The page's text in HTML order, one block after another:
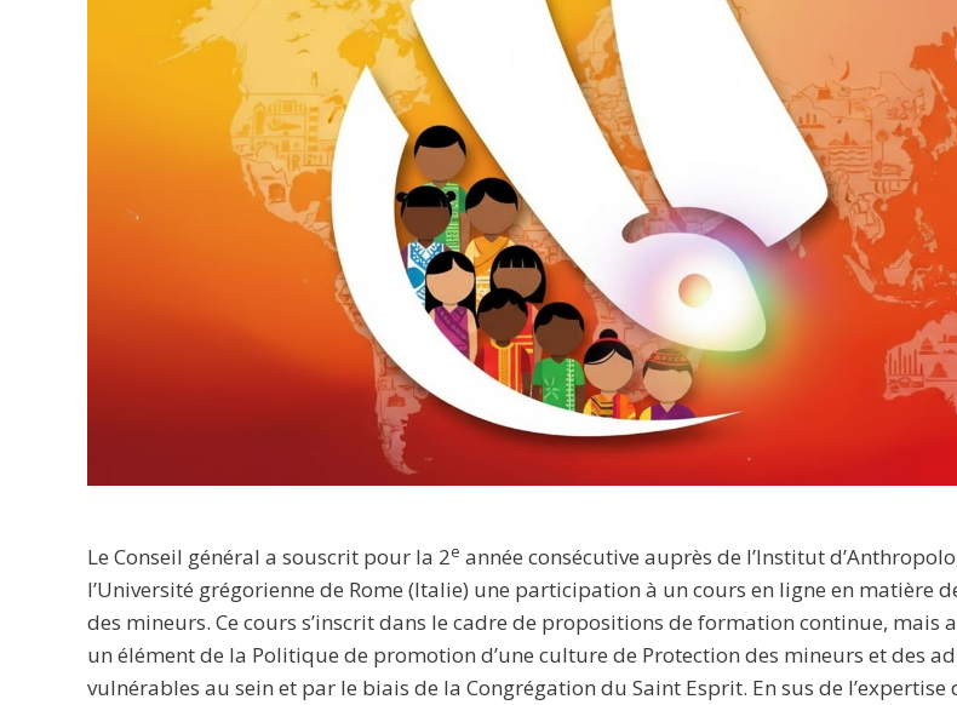
Le Conseil général a souscrit pour la 2e année consécutive auprès de l’Institut
l’Université grégorienne de Rome (Italie) une participation à un cours en ligne en matière
des mineurs. Ce cours s’inscrit dans le cadre de propositions de formation continue, mais
un élément de la Politique de promotion d’une culture de Protection des mineurs et des
vulnérables au sein et par le biais de la Congrégation du Saint Esprit. En sus de l’expertise